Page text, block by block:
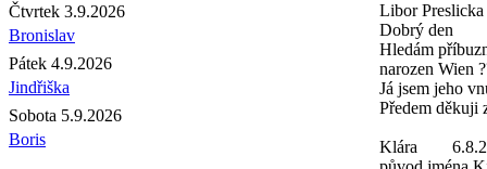
Čtvrtek 3.9.2026
Bronislav
Pátek 4.9.2026
Jindřiška
Sobota 5.9.2026
Boris
Libor Preslicka
Dobrý den
Hledám
narozen Wien
Já jsem jeho
Předem děkuji
Klára